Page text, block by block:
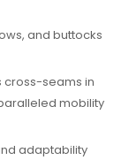
and buttocks
cross-seams in
mobility
adaptability